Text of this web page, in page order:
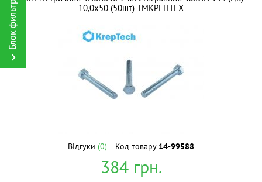
10,0х50 (50шт) ТМКРЕПТЕХ
Відгуки (0) Код товару 14-99588
384грн.